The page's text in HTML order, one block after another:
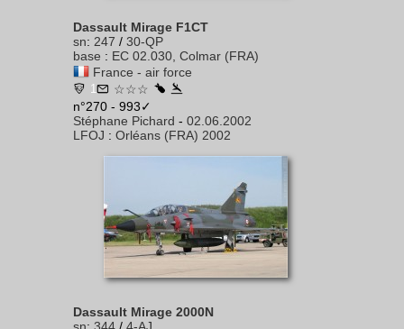
Dassault Mirage F1CT
sn: 247 / 30-QP
base : EC 02.030, Colmar (FRA)
France - air force
1
☆☆☆
n°270 - 993✓
Stéphane Pichard - 02.06.2002
LFOJ : Orléans (FRA) 2002
Dassault Mirage 2000N